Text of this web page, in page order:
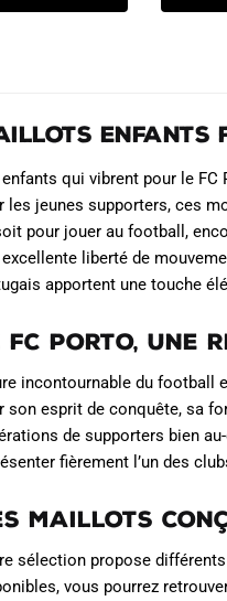
:
est :
options
être
choisies
sur
la
page
produit
Enfants
enfants qui vibrent pour le
les jeunes supporters, ces
pour jouer au football,
excellente liberté de
apportent une touche
FC Porto,
incontournable du football
son esprit de conquête, sa
de supporters bien
fièrement l’un des
maillots
sélection propose
vous pourrez